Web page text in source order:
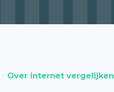
Over internet vergelijken